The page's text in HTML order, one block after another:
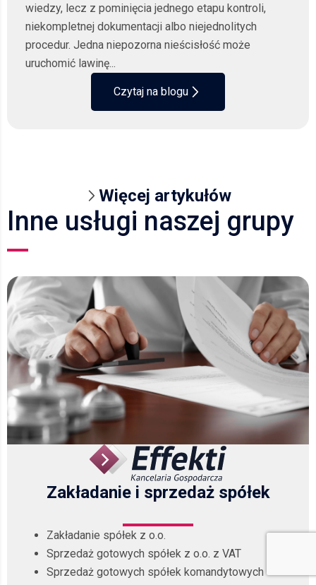
wiedzy, lecz z pominięcia jednego etapu kontroli,
niekompletnej dokumentacji albo niejednolitych
procedur. Jedna niepozorna nieścisłość może
uruchomić lawinę...
Czytaj na blogu
Więcej artykułów
Inne usługi naszej grupy
Zakładanie i sprzedaż spółek
Zakładanie spółek z o.o.
Sprzedaż gotowych spółek z o.o. z VAT
Sprzedaż gotowych spółek komandytowych